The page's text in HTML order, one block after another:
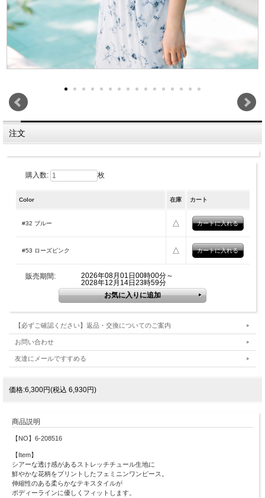
注文
購入数: 枚
Color 在庫 カート
#32 ブルー △
#53 ローズピンク △
販売期間:
2026年08月01日00時00分～
2028年12月14日23時59分
【必ずご確認ください】返品・交換についてのご案内
お問い合わせ
友達にメールですすめる
価格:6,300円(税込 6,930円)
商品説明
【NO】6-208516
【Item】
シアーな透け感があるストレッチチュール生地に
鮮やかな花柄をプリントしたフェミニンワンピース。
伸縮性のある柔らかなテキスタイルが
ボディーラインに優しくフィットします。